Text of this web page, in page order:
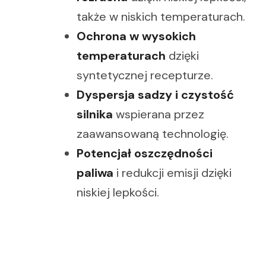
także w niskich temperaturach.
Ochrona w wysokich
temperaturach dzięki
syntetycznej recepturze.
Dyspersja sadzy i czystość
silnika wspierana przez
zaawansowaną technologię.
Potencjał oszczędności
paliwa i redukcji emisji dzięki
niskiej lepkości.